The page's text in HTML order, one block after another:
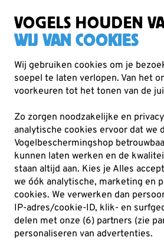
VOGELS HOUDEN
WIJ VAN COOKIES
Wij gebruiken cookies om je
soepel te laten verlopen. Van het
voorkeuren tot het tonen van de
Zo zorgen noodzakelijke en
analytische cookies ervoor dat we
Vogelbeschermingshop
kunnen laten werken en de
staan altijd aan. Kies je Alles
we óók analytische, marketing en
cookies. We verwerken dan
IP-adres/cookie-ID, klik- en
delen met onze (6) partners (zie
personaliseren van advertenties.
Cadeaus Metalbirds